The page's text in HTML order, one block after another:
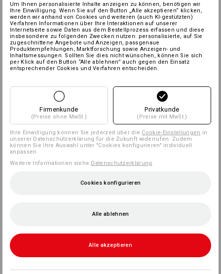
Um Ihnen personalisierte Inhalte anzeigen zu können, benötigen wir
Ihre Einwilligung. Wenn Sie auf den Button „Alle akzeptieren“ klicken,
werden wir anhand von Cookies und weiteren (auch KI-gestützten)
Verfahren Informationen über Ihre Interaktionen auf unserer
Internetseite sowie Daten aus dem Bestellprozess erfassen und diese
insbesondere zu folgenden Zwecken nutzen: personalisierte, auf Sie
zugeschnittene Angebote und Anzeigen, passgenaue
Produktempfehlungen, Marktforschung sowie Anzeigen- und
Inhaltsmessungen. Sollten Sie dies nicht wünschen, können Sie sich
per Klick auf den Button “Alle ablehnen” auch gegen den Einsatz
entsprechender Cookies und Verfahren entscheiden.
Firmenkunde
(Preise ohne MwSt.)
Privatkunde
(Preise mit MwSt.)
Ihre Einwilligung können Sie jederzeit über die Cookie-Einstellungen in
unserer Datenschutzerklärung für die Zukunft widerrufen. Zudem
können Sie Ihre Auswahl unter "Cookies konfigurieren" individuell
anpassen
Weitere Informationen siehe Datenschutzerklärung
Cookies konfigurieren
Alle ablehnen
Alle akzeptieren